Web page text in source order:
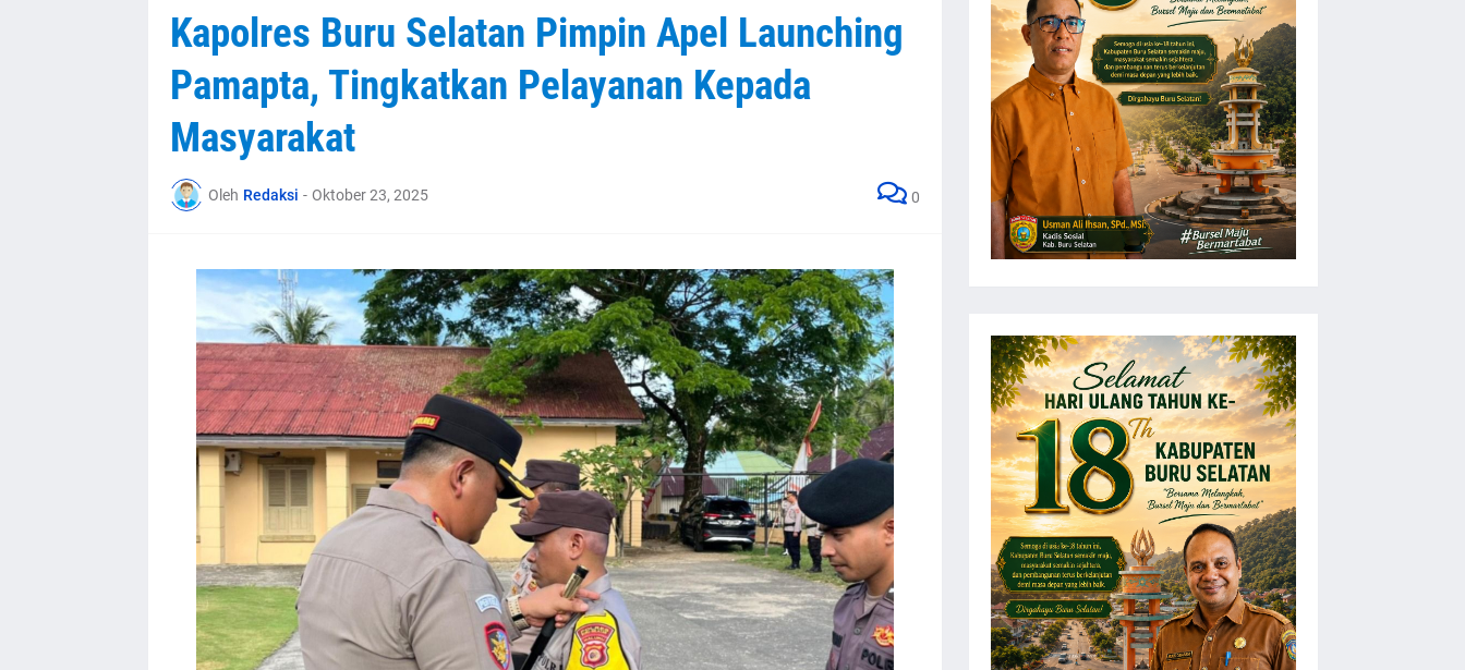
Kapolres Buru Selatan Pimpin Apel Launching
Pamapta, Tingkatkan Pelayanan Kepada
Masyarakat
Oleh Redaksi - Oktober 23, 2025 0